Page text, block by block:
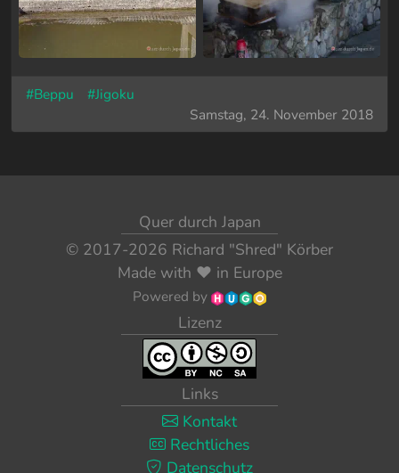
#Beppu
#Jigoku
Samstag, 24. November 2018
Quer durch Japan
© 2017-2026 Richard "Shred" Körber
Made with ❤️ in Europe
Powered by
Lizenz
Links
Kontakt
Rechtliches
Datenschutz